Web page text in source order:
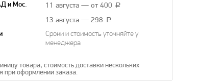
и Мос.
11 августа — от 400 a
13 августа — 298 a
Сроки и стоимость уточняйте у
менеджера
товара, стоимость доставки нескольких
при оформлении заказа.